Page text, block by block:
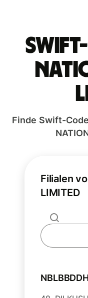
Finde Swift-
Filialen
LIMITED